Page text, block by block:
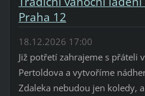
Praha 12
18.12.2026 17:00
Již potřetí zahrajeme s přáteli
Pertoldova a vytvoříme
Zdaleka nebudou jen koledy,